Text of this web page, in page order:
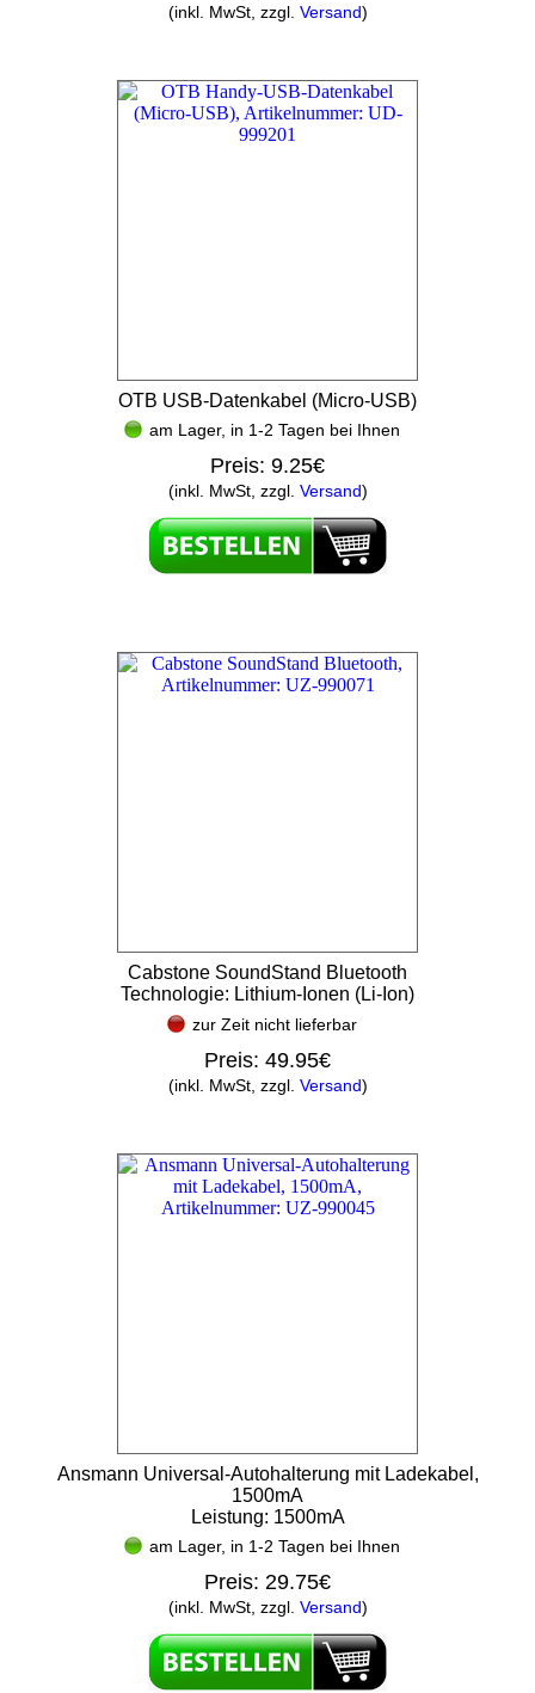
(inkl. MwSt, zzgl. Versand)
OTB USB-Datenkabel (Micro-USB)
am Lager, in 1-2 Tagen bei Ihnen
Preis: 9.25€
(inkl. MwSt, zzgl. Versand)
Cabstone SoundStand Bluetooth
Technologie: Lithium-Ionen (Li-Ion)
zur Zeit nicht lieferbar
Preis: 49.95€
(inkl. MwSt, zzgl. Versand)
Ansmann Universal-Autohalterung mit Ladekabel,
1500mA
Leistung: 1500mA
am Lager, in 1-2 Tagen bei Ihnen
Preis: 29.75€
(inkl. MwSt, zzgl. Versand)